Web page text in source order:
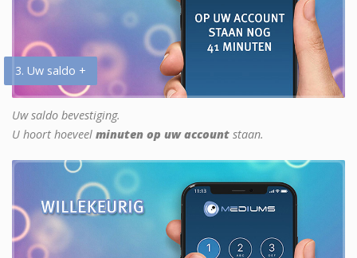
3. Uw saldo +
Uw saldo bevestiging.
U hoort hoeveel minuten op uw account staan.